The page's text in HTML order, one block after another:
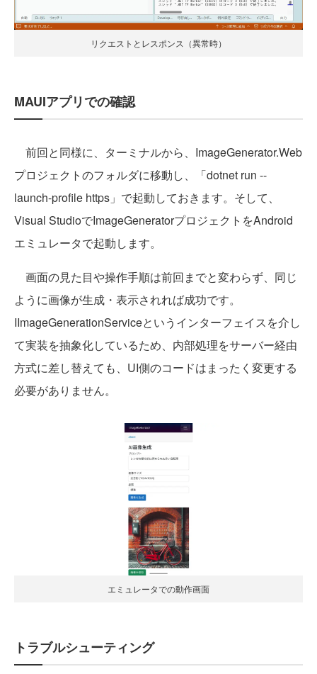
リクエストとレスポンス（異常時）
MAUIアプリでの確認
前回と同様に、ターミナルから、ImageGenerator.Web
プロジェクトのフォルダに移動し、「dotnet run --
launch-profile https」で起動しておきます。そして、
Visual StudioでImageGeneratorプロジェクトをAndroid
エミュレータで起動します。
画面の見た目や操作手順は前回までと変わらず、同じ
ように画像が生成・表示されれば成功です。
IImageGenerationServiceというインターフェイスを介し
て実装を抽象化しているため、内部処理をサーバー経由
方式に差し替えても、UI側のコードはまったく変更する
必要がありません。
エミュレータでの動作画面
トラブルシューティング